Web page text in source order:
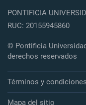
PONTIFICIA
RUC: 20155945860
© Pontificia
derechos reservados
Términos y
Mapa del sitio